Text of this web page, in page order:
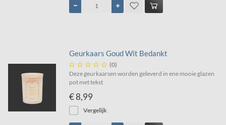
Geurkaars Goud Wit Bedankt
     (0)
Deze geurkaarsen worden geleverd in ene mooie glazen
pot met tekst
€ 8,99
Vergelijk